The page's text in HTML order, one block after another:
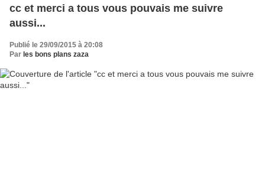
cc et merci a tous vous pouvais me suivre
aussi...
Publié le 29/09/2015 à 20:08
Par les bons plans zaza